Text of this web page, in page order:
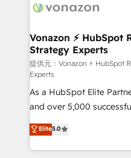
delà d’une simple
➤ L’intégration de CRM
pour aligner les équipes
support client (data
audit et maintenance) ➤ La création de sites internet
de conversion qui
opportunités d'affaires ➤ La mise en place de
stratégies d'acquisition
inbound, automatisation
emailing) Informations clés : - 10 ans d'expérience -
Vonazon ⚡ HubSpot
Strategy Experts
提供元：Vonazon ⚡ HubSpot
Experts
As a HubSpot Elite
and over 5,000
Vonazon turns
measurable, scalable
enterprise-grade
Elite5.0